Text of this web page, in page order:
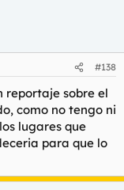
#138
reportaje sobre el
como no tengo ni
lugares que
para que lo